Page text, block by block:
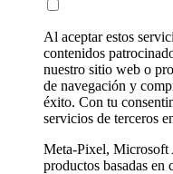
Al aceptar estos
contenidos
nuestro sitio web o
de navegación y
éxito. Con tu
servicios de terceros
Meta-Pixel, Microsoft
productos basadas